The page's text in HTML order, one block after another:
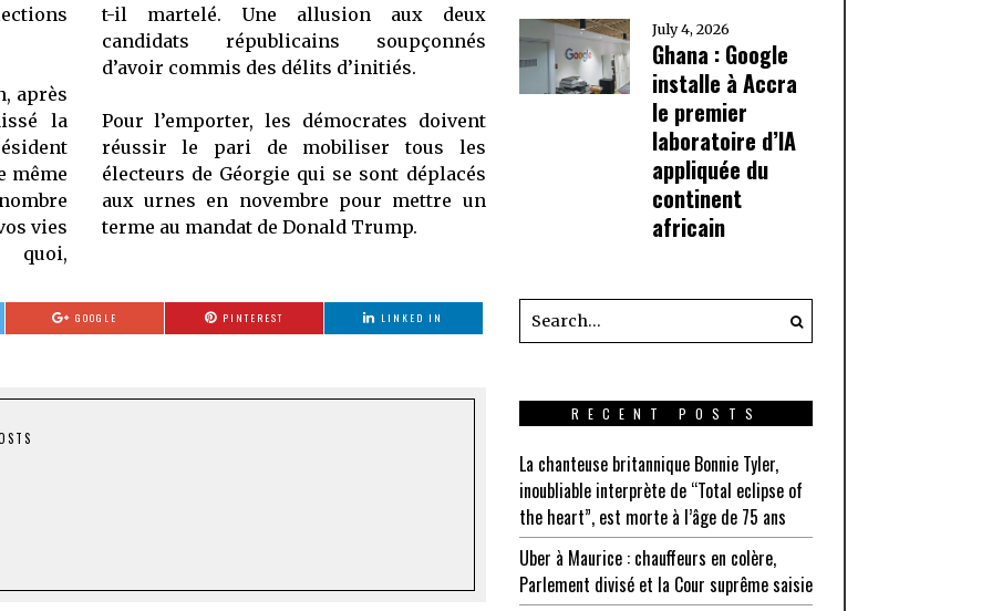
après
la
même
vies
quoi,
t-il martelé. Une allusion aux deux
candidats républicains soupçonnés
d’avoir commis des délits d’initiés.
Pour l’emporter, les démocrates doivent
réussir le pari de mobiliser tous les
électeurs de Géorgie qui se sont déplacés
aux urnes en novembre pour mettre un
terme au mandat de Donald Trump.
GOOGLE PINTEREST LINKED IN
July 4, 2026
Ghana : Google
installe à Accra
le premier
laboratoire d’IA
appliquée du
continent
africain
RECENT POSTS
La chanteuse britannique Bonnie Tyler,
inoubliable interprète de “Total eclipse of
the heart”, est morte à l’âge de 75 ans
Uber à Maurice : chauffeurs en colère,
Parlement divisé et la Cour suprême saisie